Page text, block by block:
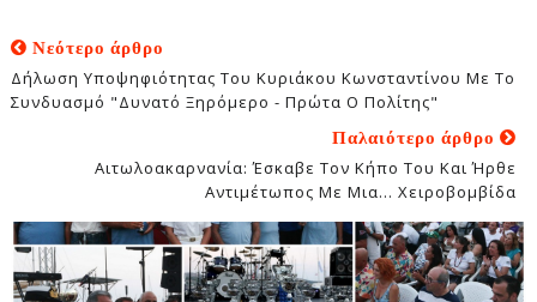
Νεότερο άρθρο
Δήλωση Υποψηφιότητας Του Κυριάκου Κωνσταντίνου Με Το
Συνδυασμό "Δυνατό Ξηρόμερο - Πρώτα Ο Πολίτης"
Παλαιότερο άρθρο
Αιτωλοακαρνανία: Έσκαβε Τον Κήπο Του Και Ήρθε
Αντιμέτωπος Με Μια... Χειροβομβίδα